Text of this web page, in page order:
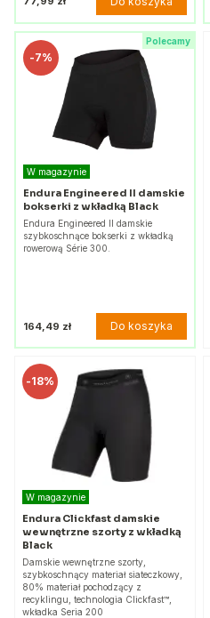
Polecamy
-7%
W magazynie
Endura Engineered II damskie
bokserki z wkładką Black
Endura Engineered II damskie
szybkoschnące bokserki z wkładką
rowerową Série 300.
164,49 zł Do koszyka
-18%
W magazynie
Endura Clickfast damskie
wewnętrzne szorty z wkładką
Black
Damskie wewnętrzne szorty,
szybkoschnący materiał siateczkowy,
80% materiał pochodzący z
recyklingu, technologia Clickfast™,
wkładka Seria 200